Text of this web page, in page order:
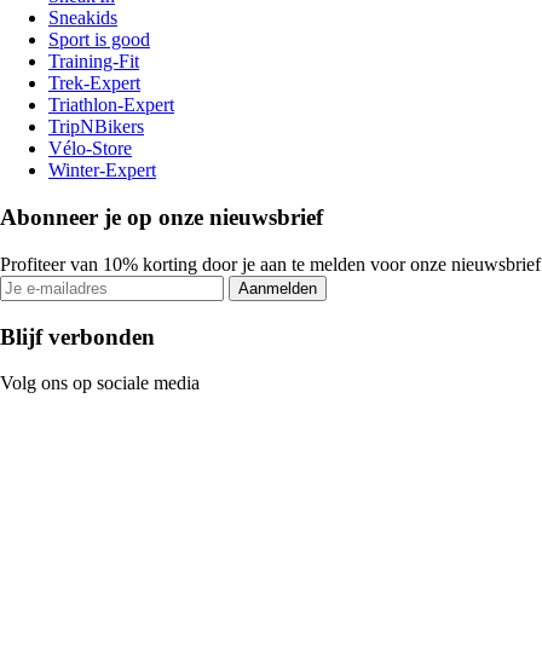
Sneakids
Sport is good
Training-Fit
Trek-Expert
Triathlon-Expert
TripNBikers
Vélo-Store
Winter-Expert
Abonneer je op onze nieuwsbrief
Profiteer van 10% korting door je aan te melden voor onze nieuwsbrief
Aanmelden
Blijf verbonden
Volg ons op sociale media